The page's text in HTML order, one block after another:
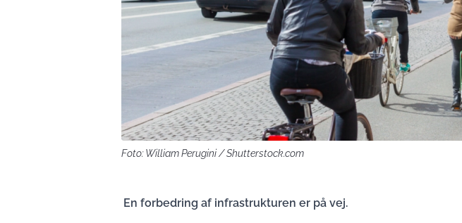
Foto: William Perugini / Shutterstock.com
En forbedring af infrastrukturen er på vej.